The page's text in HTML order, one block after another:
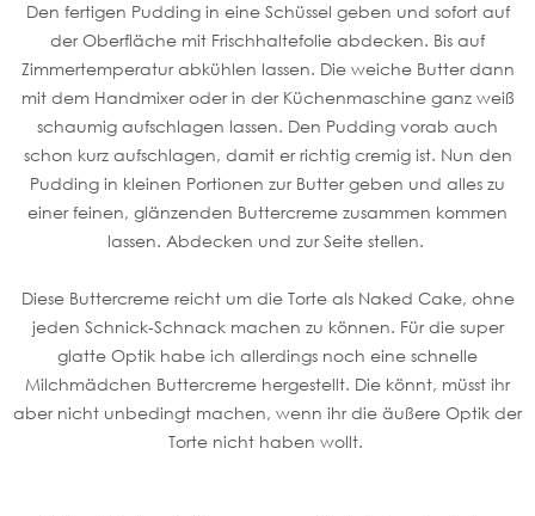
Den fertigen Pudding in eine Schüssel geben und sofort auf
der Oberfläche mit Frischhaltefolie abdecken. Bis auf
Zimmertemperatur abkühlen lassen. Die weiche Butter dann
mit dem Handmixer oder in der Küchenmaschine ganz weiß
schaumig aufschlagen lassen. Den Pudding vorab auch
schon kurz aufschlagen, damit er richtig cremig ist. Nun den
Pudding in kleinen Portionen zur Butter geben und alles zu
einer feinen, glänzenden Buttercreme zusammen kommen
lassen. Abdecken und zur Seite stellen.
Diese Buttercreme reicht um die Torte als Naked Cake, ohne
jeden Schnick-Schnack machen zu können. Für die super
glatte Optik habe ich allerdings noch eine schnelle
Milchmädchen Buttercreme hergestellt. Die könnt, müsst ihr
aber nicht unbedingt machen, wenn ihr die äußere Optik der
Torte nicht haben wollt.